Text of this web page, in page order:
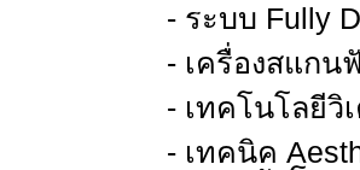
- ระบบ Fully
- เครื่องสแกน
- เทคโนโลยีวิ
- เทคนิค